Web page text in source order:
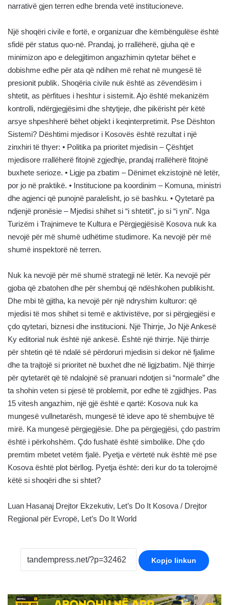
narrativë gjen terren edhe brenda vetë institucioneve.
Një shoqëri civile e fortë, e organizuar dhe këmbëngulëse është
sfidë për status quo-në. Prandaj, jo rrallëherë, gjuha që e
minimizon apo e delegjitimon angazhimin qytetar bëhet e
dobishme edhe për ata që ndihen më rehat në mungesë të
presionit publik. Shoqëria civile nuk është as zëvendësim i
shtetit, as përfitues i heshtur i sistemit. Ajo është mekanizëm
kontrolli, ndërgjegjësimi dhe shtytjeje, dhe pikërisht për këtë
arsye shpeshherë bëhet objekt i keqinterpretimit. Pse Dështon
Sistemi? Dështimi mjedisor i Kosovës është rezultat i një
zinxhiri të thyer: • Politika pa prioritet mjedisin – Çështjet
mjedisore rrallëherë fitojnë zgjedhje, prandaj rrallëherë fitojnë
buxhete serioze. • Ligje pa zbatim – Dënimet ekzistojnë në letër,
por jo në praktikë. • Institucione pa koordinim – Komuna, ministri
dhe agjenci që punojnë paralelisht, jo së bashku. • Qytetarë pa
ndjenjë pronësie – Mjedisi shihet si “i shtetit”, jo si “i yni”. Nga
Turizëm i Trajnimeve te Kultura e Përgjegjësisë Kosova nuk ka
nevojë për më shumë udhëtime studimore. Ka nevojë për më
shumë inspektorë në terren.
Nuk ka nevojë për më shumë strategji në letër. Ka nevojë për
gjoba që zbatohen dhe për shembuj që ndëshkohen publikisht.
Dhe mbi të gjitha, ka nevojë për një ndryshim kulturor: që
mjedisi të mos shihet si temë e aktivistëve, por si përgjegjësi e
çdo qytetari, biznesi dhe institucioni. Një Thirrje, Jo Një Ankesë
Ky editorial nuk është një ankesë. Është një thirrje. Një thirrje
për shtetin që të ndalë së përdoruri mjedisin si dekor në fjalime
dhe ta trajtojë si prioritet në buxhet dhe në ligjzbatim. Një thirrje
për qytetarët që të ndalojnë së pranuari ndotjen si “normale” dhe
ta shohin veten si pjesë të problemit, por edhe të zgjidhjes. Pas
15 vitesh angazhim, një gjë është e qartë: Kosova nuk ka
mungesë vullnetarësh, mungesë të ideve apo të shembujve të
mirë. Ka mungesë përgjegjësie. Dhe pa përgjegjësi, çdo pastrim
është i përkohshëm. Çdo fushatë është simbolike. Dhe çdo
premtim mbetet vetëm fjalë. Pyetja e vërtetë nuk është më pse
Kosova është plot bërllog. Pyetja është: deri kur do ta tolerojmë
këtë si shoqëri dhe si shtet?
Luan Hasanaj Drejtor Ekzekutiv, Let’s Do It Kosova / Drejtor
Regjional për Evropë, Let’s Do It World
Kopjo linkun